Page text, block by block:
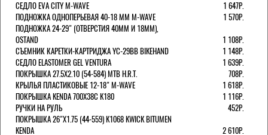
СЕДЛО EVA CITY M-WAVE
1 647Р.
ПОДНОЖКА ОДНОПЕРЬЕВАЯ 40-18 ММ M-WAVE
1 570Р.
ПОДНОЖКА 24-29" (ОТВЕРСТИЯ 40ММ И 18ММ),
OSTAND
1 108Р.
СЪЕМНИК КАРЕТКИ-КАРТРИДЖА YC-29BB BIKEHAND
1 148Р.
СЕДЛО ELASTOMER GEL VENTURA
1 639Р.
ПОКРЫШКА 27.5X2.10 (54-584) MTB H.R.T.
708Р.
КРЫЛЬЯ ПЛАСТИКОВЫЕ 12-18" M-WAVE
1 618Р.
ПОКРЫШКА KENDA 700Х38С K180
1 116Р.
РУЧКИ НА РУЛЬ
452Р.
ПОКРЫШКА 26"Х1.75 (44-559) K1068 KWICK BITUMEN
KENDA
2 610Р.